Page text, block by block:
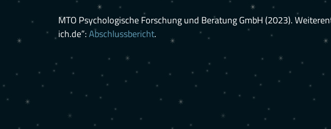
MTO Psychologische Forschung und Beratung GmbH (2023).
ich.de”:Abschlussbericht.